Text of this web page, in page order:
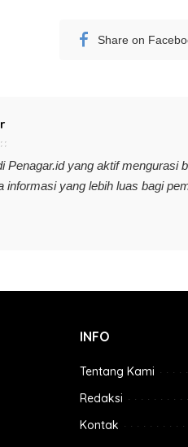
Share on
Penagar.idyang aktif mengurasi
informasi yang lebih luas bagi
INFO
Tentang Kami
Redaksi
Kontak